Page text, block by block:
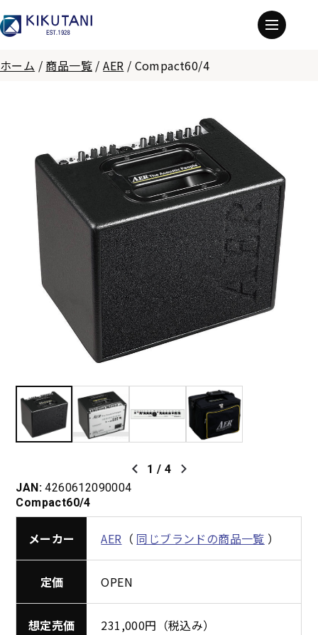
ホーム / 商品一覧 /AER / Compact60/4
1 / 4
JAN: 4260612090004
Compact60/4
メーカー AER （ 同じブランドの商品一覧 ）
定価 OPEN
想定売価 231,000円（税込み）